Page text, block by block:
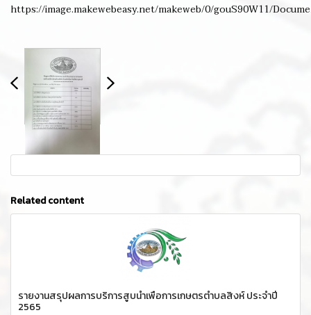
https://image.makewebeasy.net/makeweb/0/gouS90W11/
Related content
รายงานสรุปผลการบริการสูบน้ำเพื่อการเกษตรตำบลสิงห์ ประจำปี
2565